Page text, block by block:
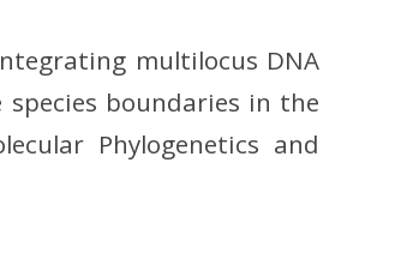
multilocus DNA
boundaries in the
Phylogenetics and